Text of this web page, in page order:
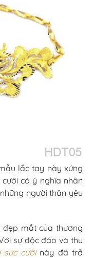
lắc tay này xứng
có ý nghĩa nhân
người thân yêu
mắt của thương
sự độc đáo và thu
sức cướinày đã trở